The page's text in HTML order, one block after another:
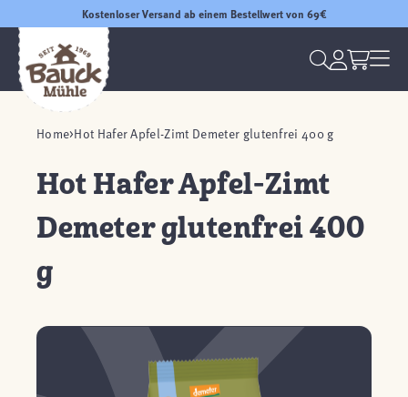
Kostenloser Versand ab einem Bestellwert von 69€
Home Hot Hafer Apfel-Zimt Demeter glutenfrei 400 g
Hot Hafer Apfel-Zimt
Demeter glutenfrei 400
g